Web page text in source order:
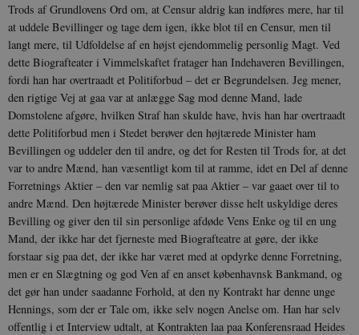
Trods af Grundlovens Ord om, at Censur aldrig kan indføres mere, har til
at uddele Bevillinger og tage dem igen, ikke blot til en Censur, men til
langt mere, til Udfoldelse af en højst ejendom­melig personlig Magt. Ved
dette Biograf­teater i Vimmelskaftet fratager han Inde­haveren Bevillingen,
fordi han har over­traadt et Politiforbud – det er Begrun­delsen. Jeg mener,
den rigtige Vej at gaa var at anlægge Sag mod denne Mand, lade
Domstolene afgøre, hvilken Straf han skulde have, hvis han har overtraadt
dette Politiforbud men i Stedet berøver den højtærede Minister ham
Bevillingen og ud­deler den til andre, og det for Resten til Trods for, at det
var to andre Mænd, han væsentligt kom til at ramme, idet en Del af denne
Forretnings Aktier – den var nemlig sat paa Aktier – var gaaet over til to
andre Mænd. Den højtærede Mini­ster berøver disse helt uskyldige deres
Be­villing og giver den til sin personlige af­døde Vens Enke og til en ung
Mand, der ikke har det fjerneste med Biografteatre at gøre, der ikke
forstaar sig paa det, der ikke har været med at opdyrke denne Forretning,
men er en Slægtning og god Ven af en anset københavnsk Bankmand, og
det gør han under saadanne Forhold, at den ny Kontrakt har denne unge
Hen­nings, som der er Tale om, ikke selv no­gen Anelse om. Han har selv
offentlig i et Interview udtalt, at Kontrakten laa paa Konferensraad Heides